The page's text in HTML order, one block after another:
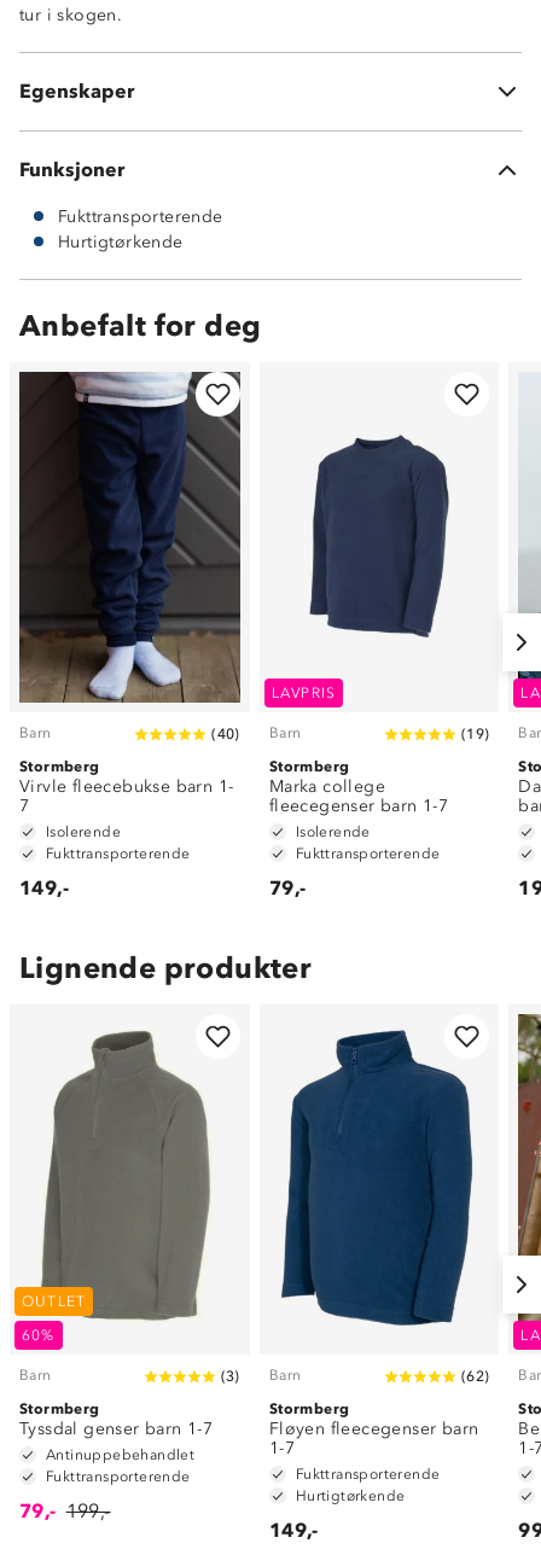
tur i skogen.
Egenskaper
Hurtigtørkende
165g fleecekvalitet (100% polyester)
Funksjoner
Fukttransporterende
Hurtigtørkende
Anbefalt for deg
Barn (40)
Stormberg
Virvle fleecebukse barn 1-
7
Isolerende
Fukttransporterende
149,-
LAVPRIS
Barn (19)
Stormberg
Marka college
fleecegenser barn 1-7
Isolerende
Fukttransporterende
79,-
Lignende produkter
OUTLET
60%
Barn (3)
Stormberg
Tyssdal genser barn 1-7
Antinuppebehandlet
Fukttransporterende
79,- 199,-
Barn (62)
Stormberg
Fløyen fleecegenser barn
1-7
Fukttransporterende
Hurtigtørkende
149,-
1-